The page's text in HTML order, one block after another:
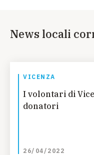
News locali
VICENZA
I volontari di
donatori
26/04/2022